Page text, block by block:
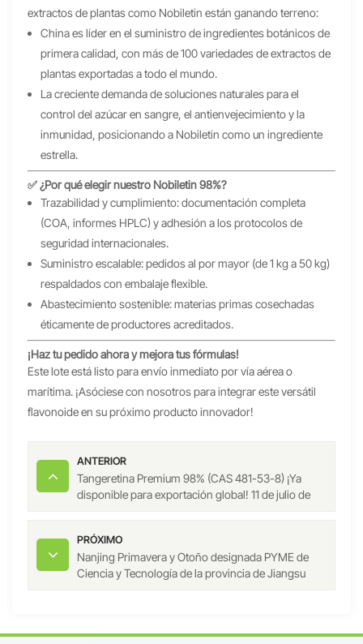
extractos de plantas como Nobiletin están ganando terreno:
China es líder en el suministro de ingredientes botánicos de
primera calidad, con más de 100 variedades de extractos de
plantas exportadas a todo el mundo.
La creciente demanda de soluciones naturales para el
control del azúcar en sangre, el antienvejecimiento y la
inmunidad, posicionando a Nobiletin como un ingrediente
estrella.
✅ ¿Por qué elegir nuestro Nobiletin 98%?
Trazabilidad y cumplimiento: documentación completa
(COA, informes HPLC) y adhesión a los protocolos de
seguridad internacionales.
Suministro escalable: pedidos al por mayor (de 1 kg a 50 kg)
respaldados con embalaje flexible.
Abastecimiento sostenible: materias primas cosechadas
éticamente de productores acreditados.
¡Haz tu pedido ahora y mejora tus fórmulas!
Este lote está listo para envío inmediato por vía aérea o
marítima. ¡Asóciese con nosotros para integrar este versátil
flavonoide en su próximo producto innovador!
ANTERIOR
Tangeretina Premium 98% (CAS 481-53-8) ¡Ya
disponible para exportación global! 11 de julio de
PRÓXIMO
Nanjing Primavera y Otoño designada PYME de
Ciencia y Tecnología de la provincia de Jiangsu